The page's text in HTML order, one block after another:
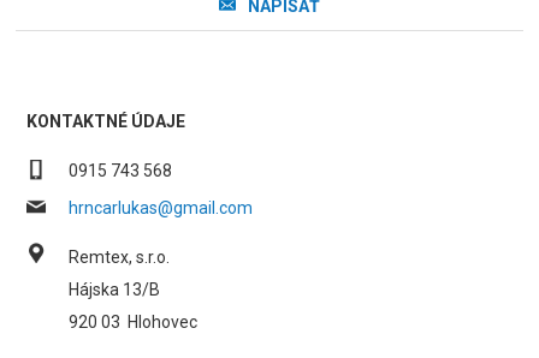
NAPÍSAŤ
KONTAKTNÉ ÚDAJE
0915 743 568
hrncarlukas@gmail.com
Remtex, s.r.o.
Hájska 13/B
920 03 Hlohovec